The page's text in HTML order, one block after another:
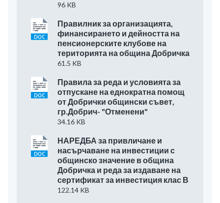
96 KB
Правилник за организацията,
финансирането и дейността на
пенсионерските клубове на
територията на община Добричка
61.5 KB
Правила за реда и условията за
отпускане на еднократна помощ
от Добрички общински съвет,
гр.Добрич- "Отменени"
34.16 KB
НАРЕДБА за привличане и
насърчаване на инвестиции с
общинско значение в община
Добричка и реда за издаване на
сертификат за инвестиция клас В
122.14 KB